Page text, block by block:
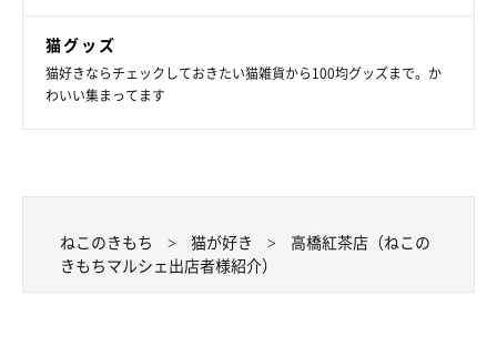
猫グッズ
猫好きならチェックしておきたい猫雑貨から100均グッズまで。か
わいい集まってます
ねこのきもち 猫が好き
高橋紅茶店（ねこの
きもちマルシェ出店者様紹介）